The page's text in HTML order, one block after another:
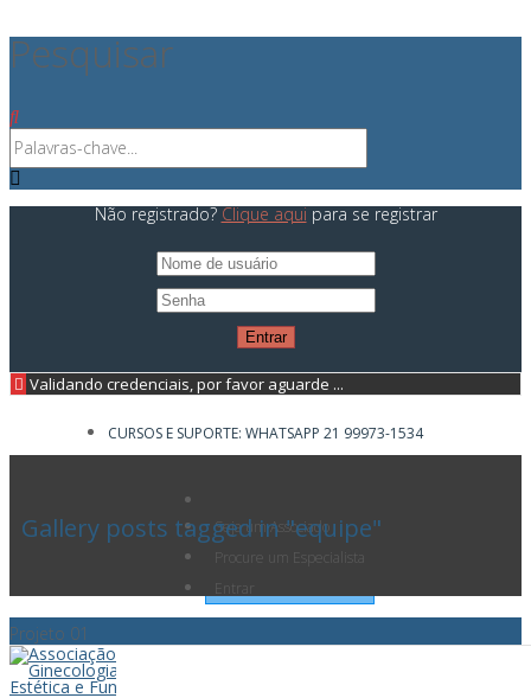
Pesquisar
Não registrado?Clique aquipara se registrar
Validando credenciais, por favor aguarde ...
CURSOS E SUPORTE: WHATSAPP 21 99973-1534
Seja um Associado
Procure um Especialista
Entrar
Gallery posts tagged in "equipe"
Projeto 01